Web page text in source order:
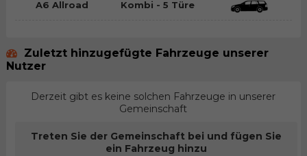
A6 Allroad Kombi - 5 Türe
Zuletzt hinzugefügte Fahrzeuge unserer
Nutzer
Derzeit gibt es keine solchen Fahrzeuge in unserer
Gemeinschaft
Treten Sie der Gemeinschaft bei und fügen Sie
ein Fahrzeug hinzu